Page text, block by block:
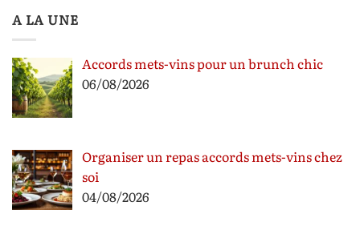
A LA UNE
Accords mets-vins pour un brunch chic
06/08/2026
Organiser un repas accords mets-vins chez
soi
04/08/2026